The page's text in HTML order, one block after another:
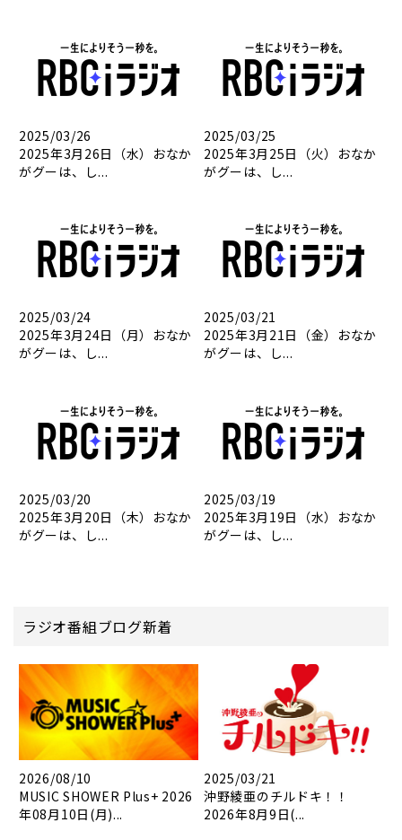
2025/03/26
2025年3月26日（水）おなか
がグーは、し...
2025/03/25
2025年3月25日（火）おなか
がグーは、し...
2025/03/24
2025年3月24日（月）おなか
がグーは、し...
2025/03/21
2025年3月21日（金）おなか
がグーは、し...
2025/03/20
2025年3月20日（木）おなか
がグーは、し...
2025/03/19
2025年3月19日（水）おなか
がグーは、し...
ラジオ番組ブログ新着
2026/08/10
MUSIC SHOWER Plus+ 2026
年08月10日(月)...
2025/03/21
沖野綾亜のチルドキ！！
2026年8月9日(...